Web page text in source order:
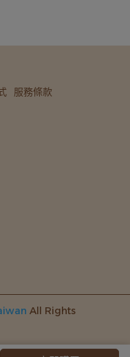
加入購物車
服務條款
All Rights